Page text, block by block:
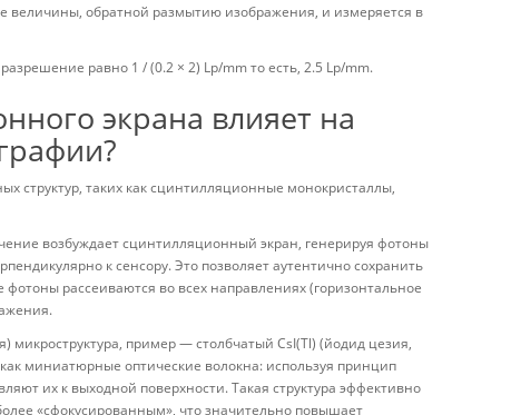
величины, обратной размытию изображения, и измеряется в
равно 1 / (0.2 × 2) Lp/mm то есть, 2.5 Lp/mm.
экрана влияет на
структур, таких как сцинтилляционные монокристаллы,
возбуждает сцинтилляционный экран, генерируя фотоны
к сенсору. Это позволяет аутентично сохранить
рассеиваются во всех направлениях (горизонтальное
микроструктура, пример — столбчатый CsI(Tl) (йодид цезия,
миниатюрные оптические волокна: используя принцип
их к выходной поверхности. Такая структура эффективно
«сфокусированным», что значительно повышает